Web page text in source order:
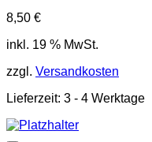
8,50 €
inkl. 19 % MwSt.
zzgl. Versandkosten
Lieferzeit: 3 - 4 Werktage